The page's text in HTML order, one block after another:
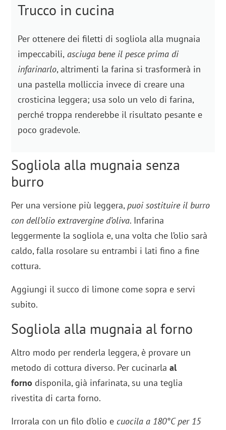
Trucco in cucina
Per ottenere dei filetti di sogliola alla mugnaia
impeccabili, asciuga bene il pesce prima di
infarinarlo, altrimenti la farina si trasformerà in
una pastella molliccia invece di creare una
crosticina leggera; usa solo un velo di farina,
perché troppa renderebbe il risultato pesante e
poco gradevole.
Sogliola alla mugnaia senza
burro
Per una versione più leggera,puoi sostituire il burro
con dell’olio extravergine d’oliva. Infarina
leggermente la sogliola e, una volta che l’olio sarà
caldo, falla rosolare su entrambi i lati fino a fine
cottura.
Aggiungi il succo di limone come sopra e servi
subito.
Sogliola alla mugnaia al forno
Altro modo per renderla leggera, è provare un
metodo di cottura diverso. Per cucinarla al
forno disponila, già infarinata, su una teglia
rivestita di carta forno.
Irrorala con un filo d’olio e cuocila a 180°C per 15